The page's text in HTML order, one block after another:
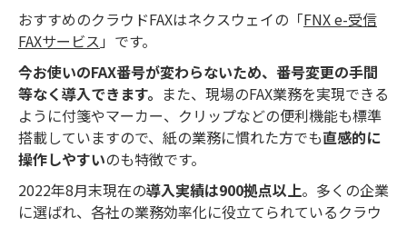
おすすめのクラウドFAXはネクスウェイの「FNX e-受信
FAXサービス 」です。
今お使いのFAX番号が変わらないため、番号変更の手間
等なく導入できます。 また、現場のFAX業務を実現できる
ように付箋やマーカー、クリップなどの便利機能も標準
搭載していますので、紙の業務に慣れた方でも直感的に
操作しやすいのも特徴です。
2022年8月末現在の導入実績は900拠点以上。多くの企業
に選ばれ、各社の業務効率化に役立てられているクラウ